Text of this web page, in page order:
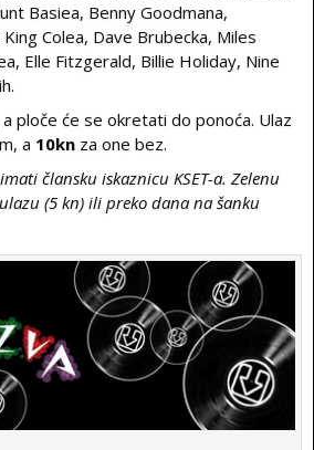
Basiea, Benny Goodmana,
Colea, Dave Brubecka, Miles
Elle Fitzgerald, Billie Holiday, Nine
a ploče će se okretati do ponoća. Ulaz
a 10kn za one bez.
člansku iskaznicu KSET-a. Zelenu
(5 kn) ili preko dana na šanku